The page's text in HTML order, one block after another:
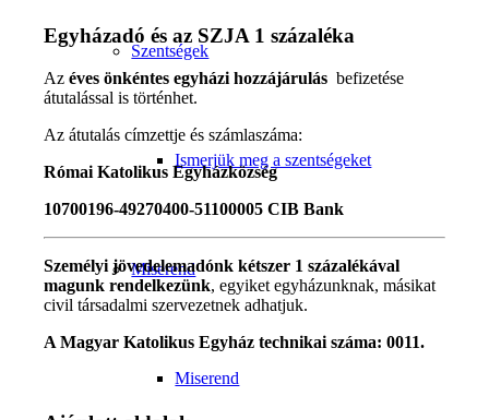
Szentségek
Ismerjük meg a szentségeket
Miserend
Miserend
Egyházadó és az SZJA 1 százaléka
Azéves önkéntes egyházi hozzájárulás befizetése
átutalással is történhet.
Az átutalás címzettje és számlaszáma:
Római Katolikus Egyházközség
10700196-49270400-51100005 CIB Bank
Személyi jövedelemadónk kétszer 1 százalékával
magunk rendelkezünk, egyiket egyházunknak, másikat
civil társadalmi szervezetnek adhatjuk.
A Magyar Katolikus Egyház technikai száma: 0011.